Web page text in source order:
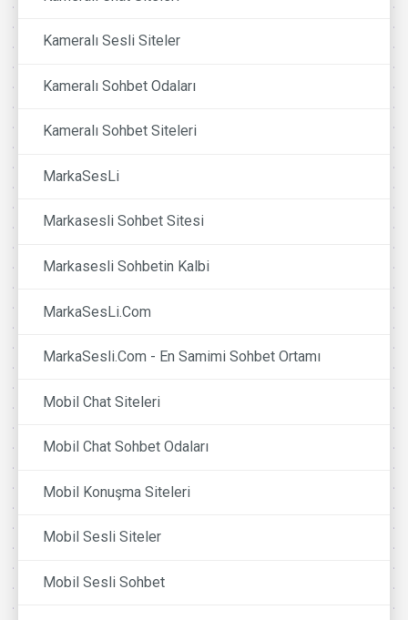
Kameralı Sesli Siteler
Kameralı Sohbet Odaları
Kameralı Sohbet Siteleri
MarkaSesLi
Markasesli Sohbet Sitesi
Markasesli Sohbetin Kalbi
MarkaSesLi.Com
MarkaSesli.Com - En Samimi Sohbet Ortamı
Mobil Chat Siteleri
Mobil Chat Sohbet Odaları
Mobil Konuşma Siteleri
Mobil Sesli Siteler
Mobil Sesli Sohbet